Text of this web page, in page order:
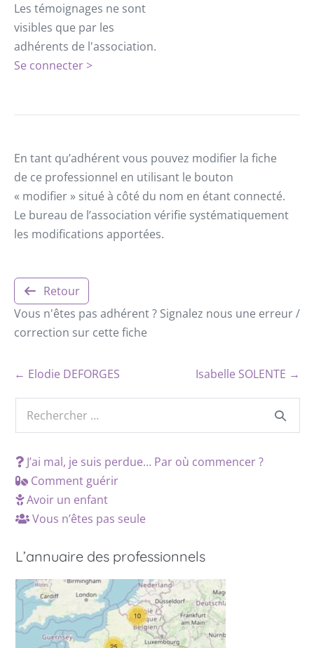
Les témoignages ne sont
visibles que par les
adhérents de l'association.
Se connecter >
En tant qu’adhérent vous pouvez modifier la fiche
de ce professionnel en utilisant le bouton
« modifier » situé à côté du nom en étant connecté.
Le bureau de l’association vérifie systématiquement
les modifications apportées.
Retour
Vous n'êtes pas adhérent ? Signalez nous une erreur /
correction sur cette fiche
← Elodie DEFORGES Isabelle SOLENTE →
J’ai mal, je suis perdue… Par où commencer ?
Comment guérir
Avoir un enfant
Vous n’êtes pas seule
L’annuaire des professionnels